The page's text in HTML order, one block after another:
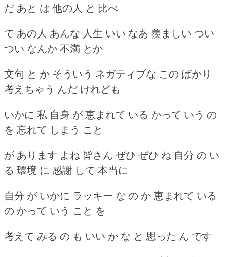
だ あと は 他の人 と 比べ
て あの人 あんな 人生 いい なあ 羨ましい つい
つい なんか 不満 とか
文句 と か そういう ネガティブな この ばかり
考えちゃう んだ けれども
いかに 私 自身 が 恵まれて いる かって いう の
を 忘れて しまう こと
が あります よね 皆さん ぜひ ぜひ ね 自分 の い
る 環境 に 感謝 して 本当に
自分 が いかに ラッキー な の か 恵まれて いる
の かって いう こと を
考えて みる の も いい か な と 思った ん です